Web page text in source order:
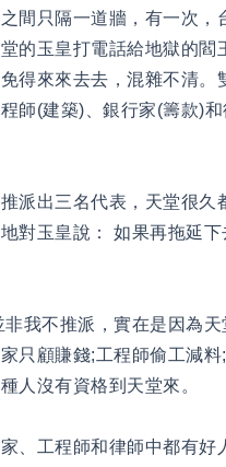
只隔一道牆，有一次，
的玉皇打電話給地獄的閻
得來來去去，混雜不清。
師(建築)、銀行家(籌款)
出三名代表，天堂很久
對玉皇說： 如果再拖延
不推派，實在是因為天
只顧賺錢;工程師偷工減料
人沒有資格到天堂來。
工程師和律師中都有好